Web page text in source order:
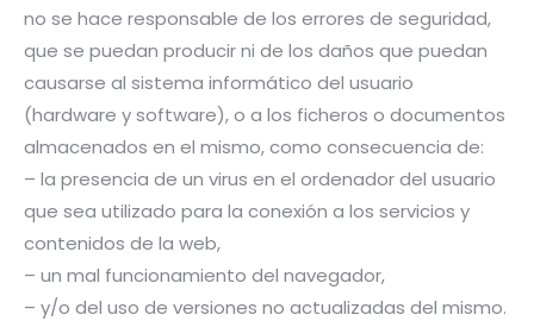
no se hace responsable de los errores de seguridad,
que se puedan producir ni de los daños que puedan
causarse al sistema informático del usuario
(hardware y software), o a los ficheros o documentos
almacenados en el mismo, como consecuencia de:
– la presencia de un virus en el ordenador del usuario
que sea utilizado para la conexión a los servicios y
contenidos de la web,
– un mal funcionamiento del navegador,
– y/o del uso de versiones no actualizadas del mismo.